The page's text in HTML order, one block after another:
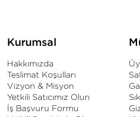
Kurumsal
Hakkımızda
Teslimat Koşulları
Vizyon & Misyon
Yetkili Satıcımız Olun
İş Başvuru Formu